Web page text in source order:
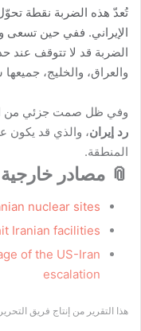
تُعدّ هذه الضربة نقطة
الإيراني. ففي حين تسعى
الضربة قد لا تتوقف عند
والعراق، والخليج،
وفي ظل صمت جزئي من
رد إيران، والذي قد يكون
المنطقة.
📎 مصادر
nuclear sites
Iranian facilities
of the US-Iran
escalation
هذا التقرير من إنتاج فريق